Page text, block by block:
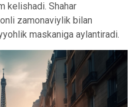
kelishadi. Shahar
zamonaviylik bilan
maskaniga aylantiradi.